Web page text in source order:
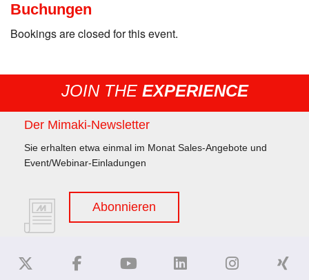
Buchungen
Bookings are closed for this event.
JOIN THE EXPERIENCE
Der Mimaki-Newsletter
Sie erhalten etwa einmal im Monat Sales-Angebote und
Event/Webinar-Einladungen
Abonnieren